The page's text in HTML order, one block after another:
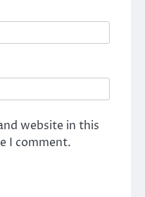
website in this
I comment.